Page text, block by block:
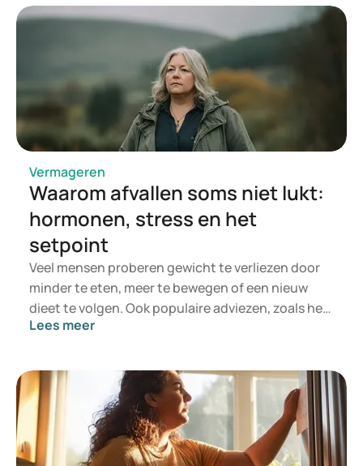
obesity-health-risks
https://www.niddk.nih.gov/health-information/weight-
management/adult-overweight-obesity/health-risks
https://www.medicalnewstoday.com/articles/exercise-for-
obese-people
https://www.healthdirect.gov.au/body-mass-index-bmi-
and-waist-circumference
Vermageren
Waarom afvallen soms niet lukt:
hormonen, stress en het
setpoint
Veel mensen proberen gewicht te verliezen door
minder te eten, meer te bewegen of een nieuw
dieet te volgen. Ook populaire adviezen, zoals het
drinken van groene thee of het gebruik van
sneller gewicht te verliezen. Dit leidt soms tot
tijdelijk succes, maar het gewicht komt vaak weer
terug.
Lees meer